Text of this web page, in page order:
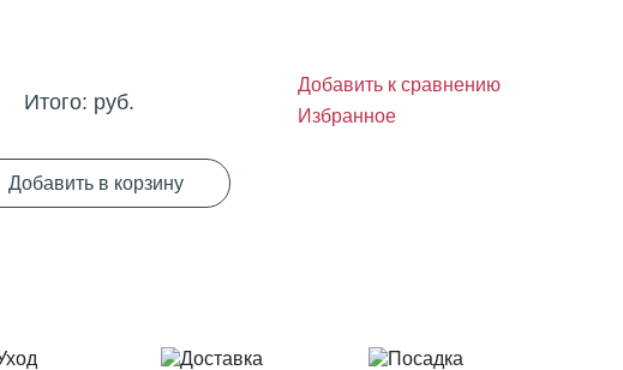
Итого: руб.
Добавить к сравнению
Избранное
Добавить в корзину